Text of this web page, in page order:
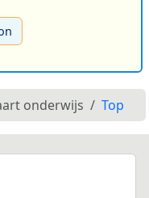
onderwijs Top